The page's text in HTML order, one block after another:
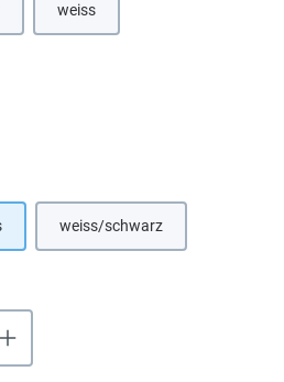
nicht verfügbar.)
Option ist zurzeit nicht verfügbar.)
weiss
nicht verfügbar.)
weiss/schwarz(Diese Option ist zurzeit